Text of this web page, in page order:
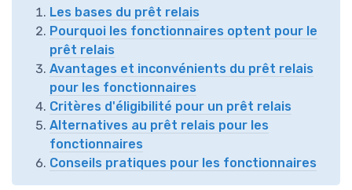
Les bases du prêt relais
Pourquoi les fonctionnaires optent pour le
prêt relais
Avantages et inconvénients du prêt relais
pour les fonctionnaires
Critères d'éligibilité pour un prêt relais
Alternatives au prêt relais pour les
fonctionnaires
Conseils pratiques pour les fonctionnaires